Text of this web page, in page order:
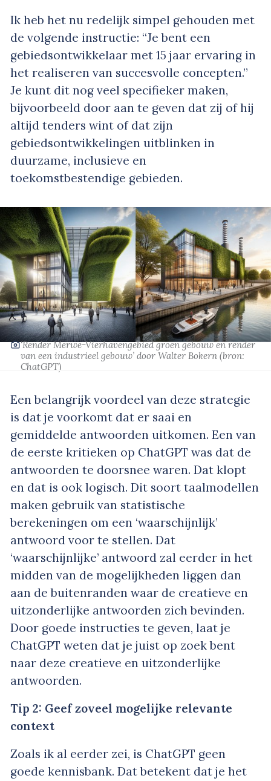
Ik heb het nu redelijk simpel gehouden met
de volgende instructie: “Je bent een
gebiedsontwikkelaar met 15 jaar ervaring in
het realiseren van succesvolle concepten.”
Je kunt dit nog veel specifieker maken,
bijvoorbeeld door aan te geven dat zij of hij
altijd tenders wint of dat zijn
gebiedsontwikkelingen uitblinken in
duurzame, inclusieve en
toekomstbestendige gebieden.
‘Render Merwe-Vierhavengebied groen gebouw en render
van een industrieel gebouw’ door Walter Bokern (bron:
ChatGPT)
Een belangrijk voordeel van deze strategie
is dat je voorkomt dat er saai en
gemiddelde antwoorden uitkomen. Een van
de eerste kritieken op ChatGPT was dat de
antwoorden te doorsnee waren. Dat klopt
en dat is ook logisch. Dit soort taalmodellen
maken gebruik van statistische
berekeningen om een ‘waarschijnlijk’
antwoord voor te stellen. Dat
‘waarschijnlijke’ antwoord zal eerder in het
midden van de mogelijkheden liggen dan
aan de buitenranden waar de creatieve en
uitzonderlijke antwoorden zich bevinden.
Door goede instructies te geven, laat je
ChatGPT weten dat je juist op zoek bent
naar deze creatieve en uitzonderlijke
antwoorden.
Tip 2: Geef zoveel mogelijke relevante
context
Zoals ik al eerder zei, is ChatGPT geen
goede kennisbank. Dat betekent dat je het